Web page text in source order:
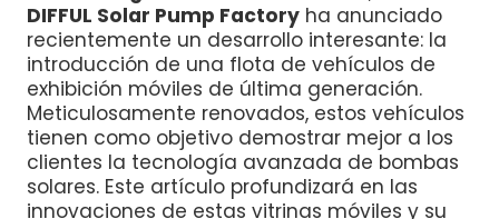
DIFFUL Solar Pump Factory ha anunciado
recientemente un desarrollo interesante: la
introducción de una flota de vehículos de
exhibición móviles de última generación.
Meticulosamente renovados, estos vehículos
tienen como objetivo demostrar mejor a los
clientes la tecnología avanzada de bombas
solares. Este artículo profundizará en las
innovaciones de estas vitrinas móviles y su